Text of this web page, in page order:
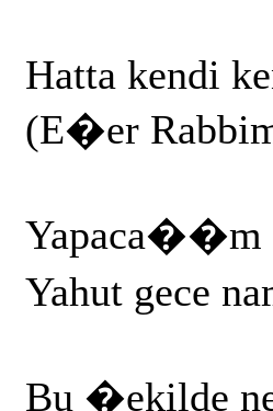
Hatta kendi
(E�er
Yapaca��m
Yahut gece
Bu �ekilde